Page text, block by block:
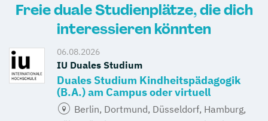
Freie duale Studienplätze, die dich
interessieren könnten
06.08.2026
IU Duales Studium
Duales Studium Kindheitspädagogik
(B.A.) am Campus oder virtuell
Berlin, Dortmund, Düsseldorf, Hamburg,